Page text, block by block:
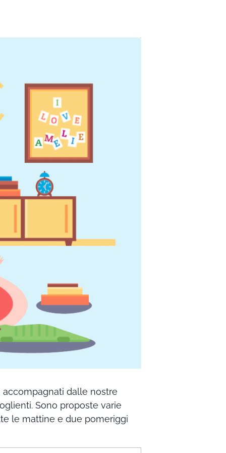
accompagnati dalle nostre
Sono proposte varie
le mattine e due pomeriggi